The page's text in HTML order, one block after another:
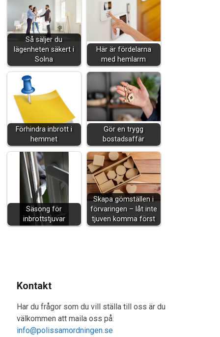
Så säljer du
lägenheten säkert i
Solna
Här är fördelarna
med hemlarm
Förhindra inbrott i
hemmet
Gör en trygg
bostadsaffär
Säsong för
inbrottstjuvar
Skapa gömställen i
förvaringen – låt inte
tjuven komma först
Kontakt
Har du frågor som du vill ställa till oss är du
välkommen att maila oss på:
info@polissamordningen.se